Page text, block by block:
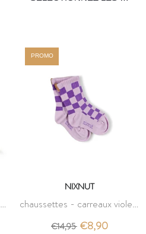
PROMO
NIXNUT
chaussettes - carreaux violets
- nixnut
€14,95 €8,90